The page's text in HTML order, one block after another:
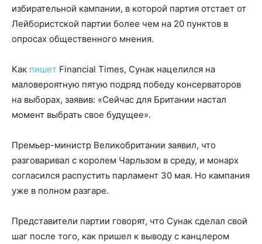
избирательной кампании, в которой партия отстает от
Лейбористской партии более чем на 20 пунктов в
опросах общественного мнения.
Как пишет Financial Times, Сунак нацелился на
маловероятную пятую подряд победу консерваторов
на выборах, заявив: «Сейчас для Британии настал
момент выбрать свое будущее».
Премьер-министр Великобритании заявил, что
разговаривал с королем Чарльзом в среду, и монарх
согласился распустить парламент 30 мая. Но кампания
уже в полном разгаре.
Представители партии говорят, что Сунак сделал свой
шаг после того, как пришел к выводу с канцлером